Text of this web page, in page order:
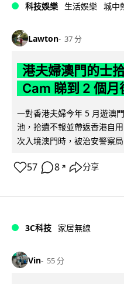
科技娛樂 生活娛樂 城中
Lawton 37 分
港夫婦澳門的士
Cam 睇到 2 個月
一對香港夫婦今年 5 月遊澳
池，拾遺不報並帶返香港自
次入境澳門時，被治安警察
57 8 ↗ 分享
3C科技 家居無線
Vin 55 分